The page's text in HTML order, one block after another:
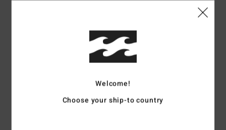
Absolute Core
Recyceltes Superflex
Superleichter Schaumstoff [Teilweise
Graphene Pro recycelter Stretch-Jersey
4/3 Mm
Welcome!
Choose your ship-to country